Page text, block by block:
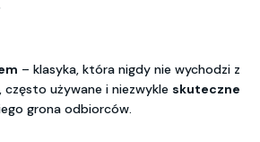
– klasyka, która nigdy nie wychodzi z
często używane i niezwykle skuteczne
grona odbiorców.